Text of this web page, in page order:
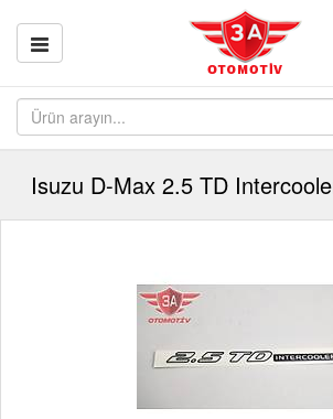
Isuzu D-Max 2.5 TD